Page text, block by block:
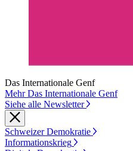
Das Internationale Genf
Mehr Das Internationale Genf
Siehe alle Newsletter
Schweizer Demokratie
Informationskrieg